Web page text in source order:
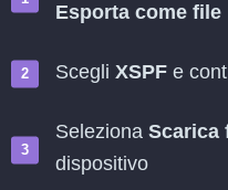
Esporta come file
Scegli XSPF e
Seleziona Scarica
dispositivo